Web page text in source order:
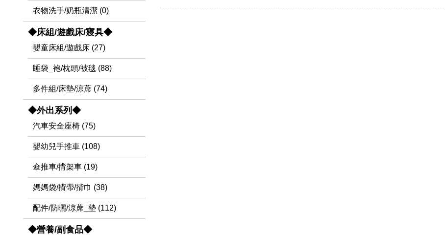
衣物洗手/奶瓶清潔 (0)
◆床組/遊戲床/寢具◆
嬰童床組/遊戲床 (27)
睡袋_袍/枕頭/被毯 (88)
多件組/床墊/涼蓆 (74)
◆外出系列◆
汽車安全座椅 (75)
嬰幼兒手推車 (108)
傘推車/揹架車 (19)
媽媽袋/揹帶/揹巾 (38)
配件/防曬/涼蓆_墊 (112)
◆營養/副食品◆